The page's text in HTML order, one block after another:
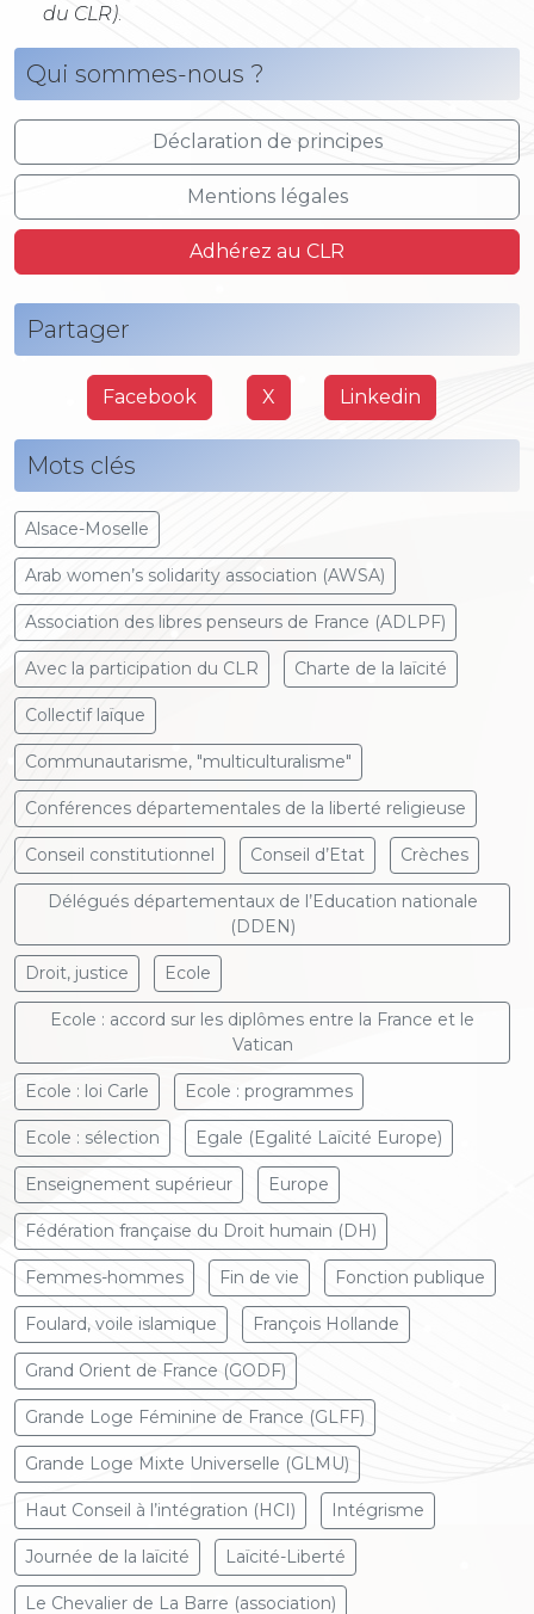
du CLR)
Qui sommes-nous ?
Déclaration de principes
Mentions légales
Adhérez au CLR
Partager
Facebook X Linkedin
Mots clés
Alsace-Moselle
Arab women’s solidarity association (AWSA)
Association des libres penseurs de France (ADLPF)
Avec la participation du CLR Charte de la laïcité
Collectif laïque
Communautarisme, "multiculturalisme"
Conférences départementales de la liberté religieuse
Conseil constitutionnel Conseil d’Etat Crèches
Délégués départementaux de l’Education nationale
(DDEN)
Droit, justice Ecole
Ecole : accord sur les diplômes entre la France et le
Vatican
Ecole : loi Carle Ecole : programmes
Ecole : sélection Egale (Egalité Laïcité Europe)
Enseignement supérieur Europe
Fédération française du Droit humain (DH)
Femmes-hommes Fin de vie Fonction publique
Foulard, voile islamique François Hollande
Grand Orient de France (GODF)
Grande Loge Féminine de France (GLFF)
Grande Loge Mixte Universelle (GLMU)
Haut Conseil à l’intégration (HCI) Intégrisme
Journée de la laïcité Laïcité-Liberté
Le Chevalier de La Barre (association)